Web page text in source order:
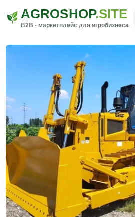
AGROSHOP.SITE
B2B - маркетплейс для агробизнеса